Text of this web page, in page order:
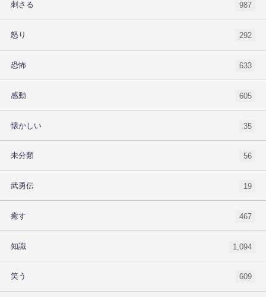
刺さる 987
怒り 292
恐怖 633
感動 605
懐かしい 35
未分類 56
武勇伝 19
癒す 467
知識 1,094
笑う 609